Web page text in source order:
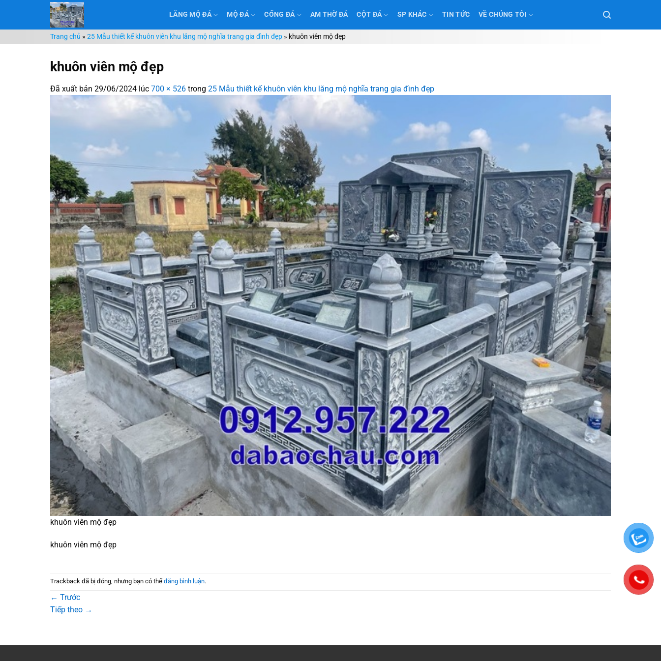
nội
dung
LĂNG MỘ ĐÁ MỘ ĐÁ CỔNG ĐÁ AM THỜ ĐÁ CỘT ĐÁ SP KHÁC TIN TỨC VỀ CHÚNG TÔI
Trang chủ » 25 Mẫu thiết kế khuôn viên khu lăng mộ nghĩa trang gia đình đẹp » khuôn viên mộ đẹp
khuôn viên mộ đẹp
Đã xuất bản 29/06/2024 lúc 700 × 526 trong 25 Mẫu thiết kế khuôn viên khu lăng mộ nghĩa trang gia đình đẹp
khuôn viên mộ đẹp
khuôn viên mộ đẹp
Trackback đã bị đóng, nhưng bạn có thể đăng bình luận.
← Trước
Tiếp theo →